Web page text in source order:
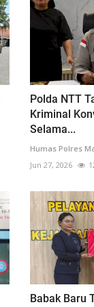
Polda NTT
Kriminal
Selama...
Humas Polres
Jun 27, 2026
Babak Baru